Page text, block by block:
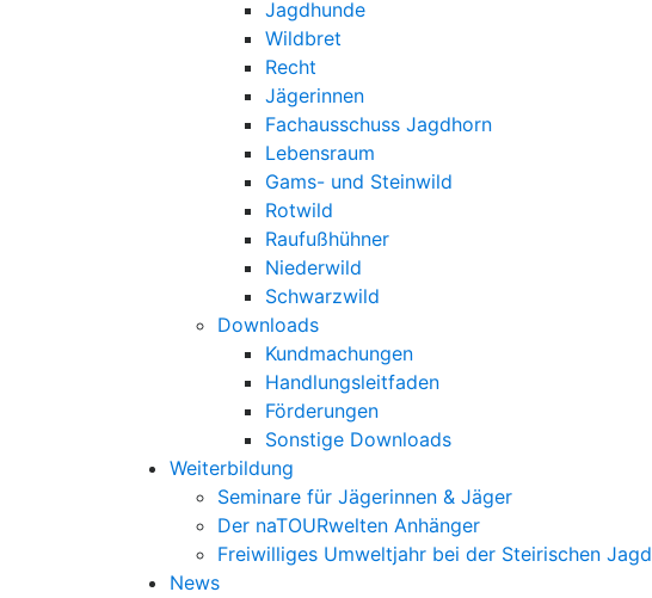
Jagdhunde
Wildbret
Recht
Jägerinnen
Fachausschuss Jagdhorn
Lebensraum
Gams- und Steinwild
Rotwild
Raufußhühner
Niederwild
Schwarzwild
Downloads
Kundmachungen
Handlungsleitfaden
Förderungen
Sonstige Downloads
Weiterbildung
Seminare für Jägerinnen & Jäger
Der naTOURwelten Anhänger
Freiwilliges Umweltjahr bei der Steirischen Jagd
News